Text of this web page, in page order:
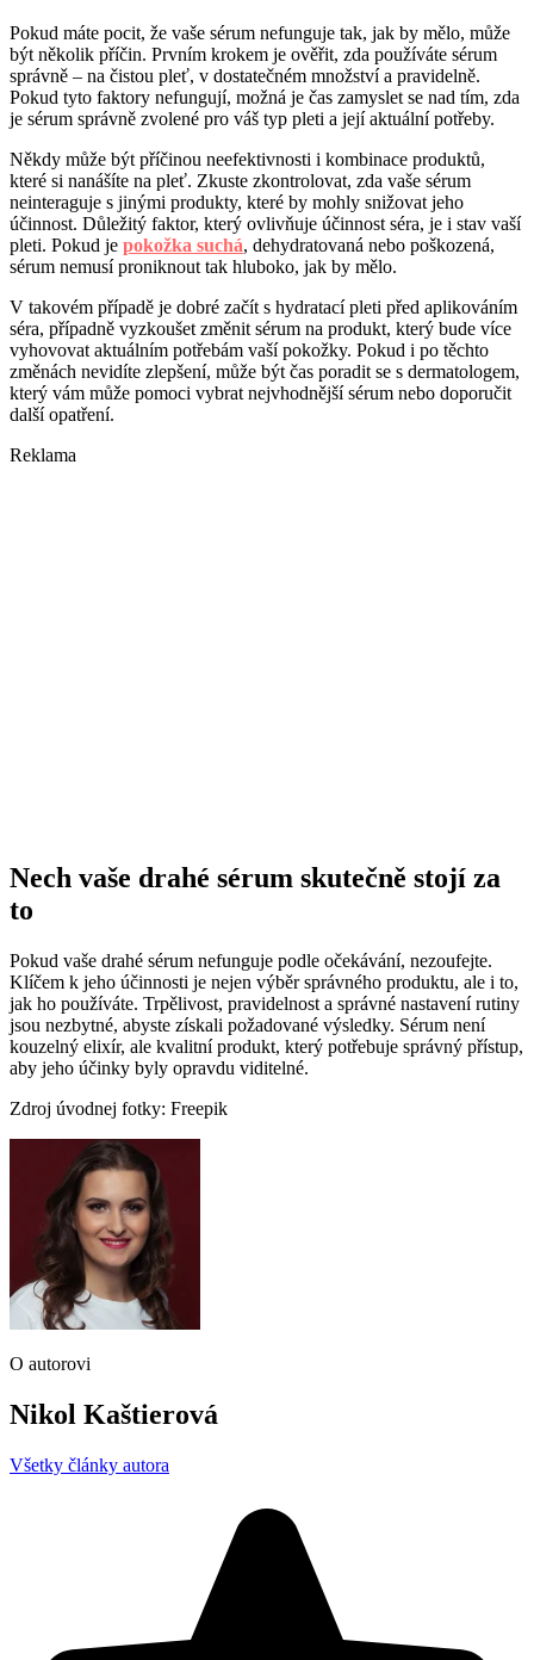
Pokud máte pocit, že vaše sérum nefunguje tak, jak by mělo, může
být několik příčin. Prvním krokem je ověřit, zda používáte sérum
správně – na čistou pleť, v dostatečném množství a pravidelně.
Pokud tyto faktory nefungují, možná je čas zamyslet se nad tím, zda
je sérum správně zvolené pro váš typ pleti a její aktuální potřeby.
Někdy může být příčinou neefektivnosti i kombinace produktů,
které si nanášíte na pleť. Zkuste zkontrolovat, zda vaše sérum
neinteraguje s jinými produkty, které by mohly snižovat jeho
účinnost. Důležitý faktor, který ovlivňuje účinnost séra, je i stav vaší
pleti. Pokud je pokožka suchá, dehydratovaná nebo poškozená,
sérum nemusí proniknout tak hluboko, jak by mělo.
V takovém případě je dobré začít s hydratací pleti před aplikováním
séra, případně vyzkoušet změnit sérum na produkt, který bude více
vyhovovat aktuálním potřebám vaší pokožky. Pokud i po těchto
změnách nevidíte zlepšení, může být čas poradit se s dermatologem,
který vám může pomoci vybrat nejvhodnější sérum nebo doporučit
další opatření.
Reklama
Nech vaše drahé sérum skutečně stojí za
to
Pokud vaše drahé sérum nefunguje podle očekávání, nezoufejte.
Klíčem k jeho účinnosti je nejen výběr správného produktu, ale i to,
jak ho používáte. Trpělivost, pravidelnost a správné nastavení rutiny
jsou nezbytné, abyste získali požadované výsledky. Sérum není
kouzelný elixír, ale kvalitní produkt, který potřebuje správný přístup,
aby jeho účinky byly opravdu viditelné.
Zdroj úvodnej fotky: Freepik
O autorovi
Nikol Kaštierová
Všetky články autora